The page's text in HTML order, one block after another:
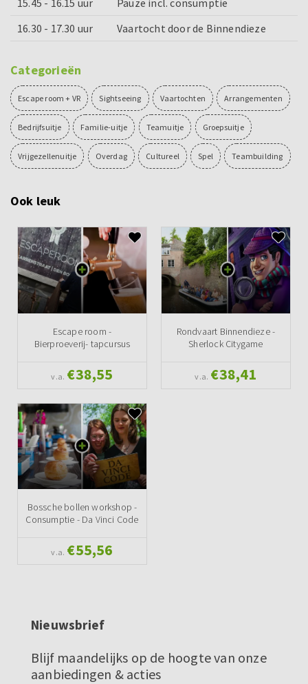
15.45 - 16.15 uur
Pauze incl. consumptie
16.30 - 17.30 uur
Vaartocht door de Binnendieze
Categorieën
Escape room + VR Sightseeing Vaartochten Arrangementen
Bedrijfsuitje Familie-uitje Teamuitje Groepsuitje
Vrijgezellenuitje Overdag Cultureel Spel Teambuilding
Ook leuk
Escape room -
Bierproeverij- tapcursus
v.a. €38,55
Rondvaart Binnendieze -
Sherlock Citygame
v.a. €38,41
Bossche bollen workshop -
Consumptie - Da Vinci Code
v.a. €55,56
Nieuwsbrief
Blijf maandelijks op de hoogte van onze
aanbiedingen & acties